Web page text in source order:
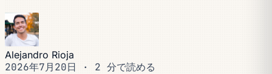
Alejandro Rioja
2026年7月20日 · 2 分で読める